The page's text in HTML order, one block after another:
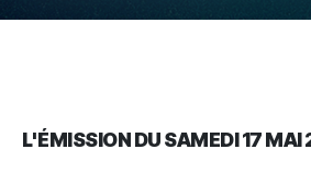
L'ÉMISSION DU SAMEDI 17